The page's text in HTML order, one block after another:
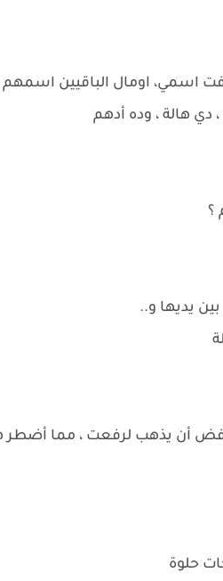
اومال الباقيين اسمهم
، دي هالة ، وده أدهم
؟
يديها و..
أن يذهب لرفعت ، مما أضطر
حلوة